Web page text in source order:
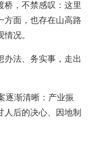
桥，不禁感叹：这里
方面，也存在山高路
况。
办法、务实事，走出
逐渐清晰：产业振
人后的决心、因地制